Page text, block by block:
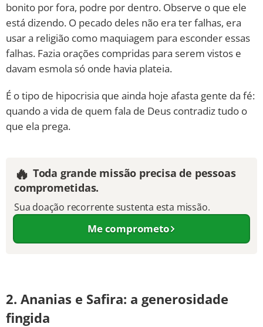
bonito por fora, podre por dentro. Observe o que ele
está dizendo. O pecado deles não era ter falhas, era
usar a religião como maquiagem para esconder essas
falhas. Fazia orações compridas para serem vistos e
davam esmola só onde havia plateia.
É o tipo de hipocrisia que ainda hoje afasta gente da fé:
quando a vida de quem fala de Deus contradiz tudo o
que ela prega.
🔥 Toda grande missão precisa de pessoas
comprometidas.
Sua doação recorrente sustenta esta missão.
Me comprometo
2. Ananias e Safira: a generosidade
fingida